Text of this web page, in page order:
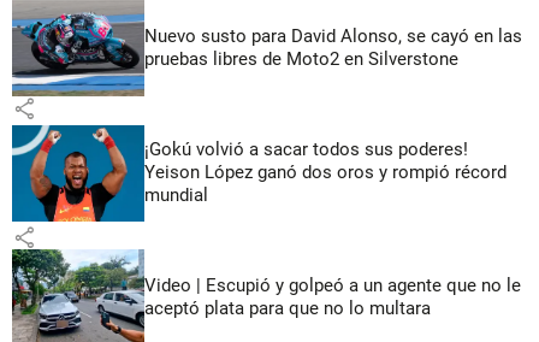
Nuevo susto para David Alonso, se cayó en las
pruebas libres de Moto2 en Silverstone
share
¡Gokú volvió a sacar todos sus poderes!
Yeison López ganó dos oros y rompió récord
mundial
share
Video | Escupió y golpeó a un agente que no le
aceptó plata para que no lo multara